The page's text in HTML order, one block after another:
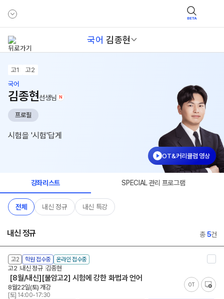
BETA
국어 김종현
고1
고2
국어
김종현선생님 N
프로필
시험을 '시험'답게
OT&커리큘럼 영상
강좌리스트 SPECIAL 관리 프로그램
전체 내신 정규 내신 특강
내신 정규 총5건
고2 학원 접수중 온라인 접수중
고2 내신 정규 김종현
[8월/내신][불암고2] 시험에 강한 화법과 언어
OT
8월22일(토) 개강
[토] 14:00-17:30